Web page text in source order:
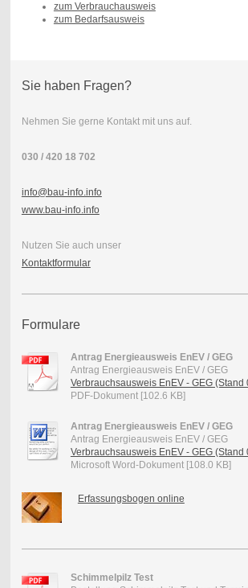
zum Verbrauchausweis
zum Bedarfsausweis
Sie haben Fragen?
Nehmen Sie gerne Kontakt mit uns auf.
030 / 420 18 702
info@bau-info.info
www.bau-info.info
Nutzen Sie auch unser
Kontaktformular
Formulare
Antrag Energieausweis EnEV / GEG
Antrag Energieausweis EnEV / GEG
Verbrauchsausweis EnEV - GEG (Stand
PDF-Dokument [102.6 KB]
Antrag Energieausweis EnEV / GEG
Antrag Energieausweis EnEV / GEG
Verbrauchsausweis EnEV - GEG (Stand
Microsoft Word-Dokument [108.0 KB]
Erfassungsbogen online
Schimmelpilz Test